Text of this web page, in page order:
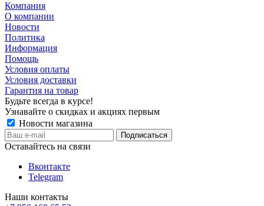
Компания
О компании
Новости
Политика
Информация
Помощь
Условия оплаты
Условия доставки
Гарантия на товар
Будьте всегда в курсе!
Узнавайте о скидках и акциях первым
Новости магазина
Оставайтесь на связи
Вконтакте
Telegram
Наши контакты